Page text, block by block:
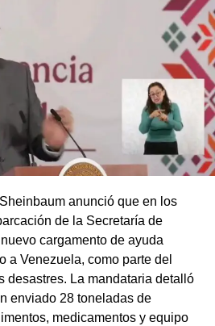
anunció que en los
de la Secretaría de
cargamento de ayuda
a Venezuela, como parte del
desastres. La mandataria detalló
enviado 28 toneladas de
medicamentos y equipo